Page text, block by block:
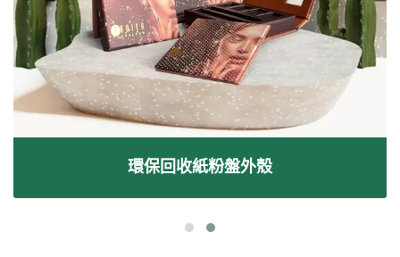
環保回收紙粉盤外殼